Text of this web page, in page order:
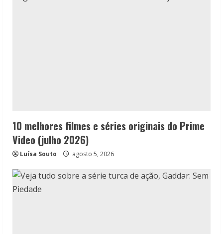
10 melhores filmes e séries originais do Prime
Video (julho 2026)
Luísa Souto agosto 5, 2026